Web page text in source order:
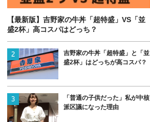
【最新版】吉野家の牛丼「超特盛」VS「並
盛2杯」高コスパはどっち？
吉野家の牛丼「超特盛」と「並
盛2杯」はどっちが高コスパ？
「普通の子供だった」私が中核
派区議になった理由